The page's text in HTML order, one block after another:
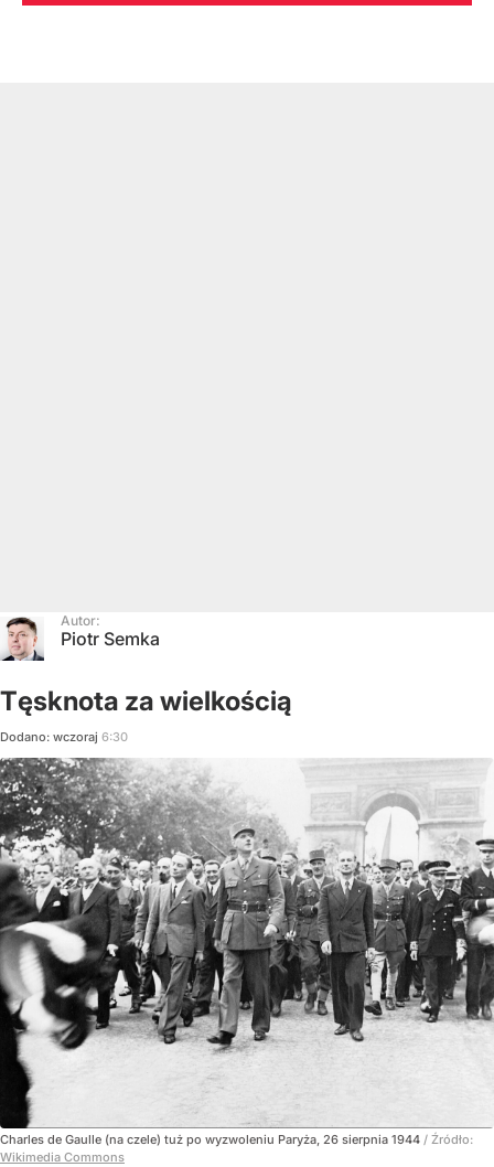
Autor:
Piotr Semka
Tęsknota za wielkością
Dodano: wczoraj 6:30
Charles de Gaulle (na czele) tuż po wyzwoleniu Paryża, 26 sierpnia 1944 / Źródło:
Wikimedia Commons